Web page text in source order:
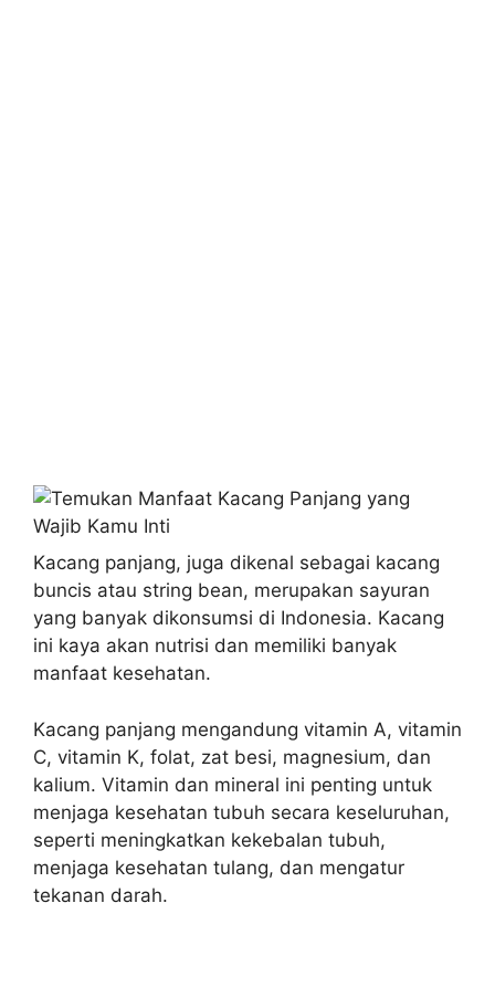
Kacang panjang, juga dikenal sebagai kacang
buncis atau string bean, merupakan sayuran
yang banyak dikonsumsi di Indonesia. Kacang
ini kaya akan nutrisi dan memiliki banyak
manfaat kesehatan.
Kacang panjang mengandung vitamin A, vitamin
C, vitamin K, folat, zat besi, magnesium, dan
kalium. Vitamin dan mineral ini penting untuk
menjaga kesehatan tubuh secara keseluruhan,
seperti meningkatkan kekebalan tubuh,
menjaga kesehatan tulang, dan mengatur
tekanan darah.